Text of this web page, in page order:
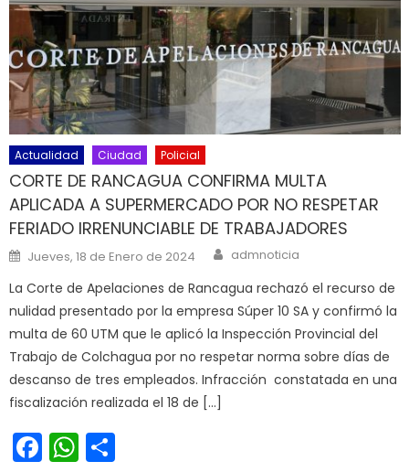
Actualidad Ciudad Policial
CORTE DE RANCAGUA CONFIRMA MULTA
APLICADA A SUPERMERCADO POR NO RESPETAR
FERIADO IRRENUNCIABLE DE TRABAJADORES
Posted on
Jueves, 18 de Enero de 2024 Author
admnoticia
La Corte de Apelaciones de Rancagua rechazó el recurso de
nulidad presentado por la empresa Súper 10 SA y confirmó la
multa de 60 UTM que le aplicó la Inspección Provincial del
Trabajo de Colchagua por no respetar norma sobre días de
descanso de tres empleados. Infracción constatada en una
fiscalización realizada el 18 de […]
Facebook
WhatsApp